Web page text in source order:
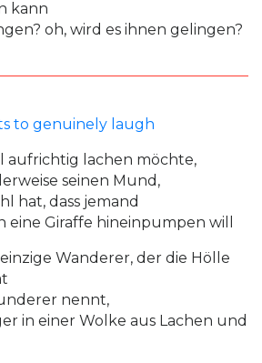
kann
oh, wird es ihnen gelingen?
aufrichtig lachen möchte,
seinen Mund,
hat, dass jemand
eine Giraffe hineinpumpen will
Wanderer, der die Hölle
nennt,
in einer Wolke aus Lachen und